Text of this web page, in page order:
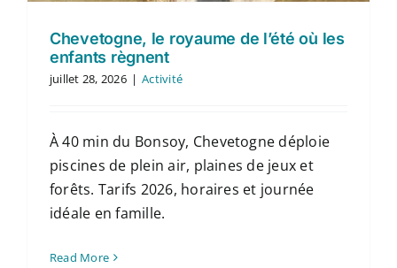
Chevetogne, le royaume de l’été où les
enfants règnent
juillet 28, 2026 | Activité
À 40 min du Bonsoy, Chevetogne déploie
piscines de plein air, plaines de jeux et
forêts. Tarifs 2026, horaires et journée
idéale en famille.
Read More